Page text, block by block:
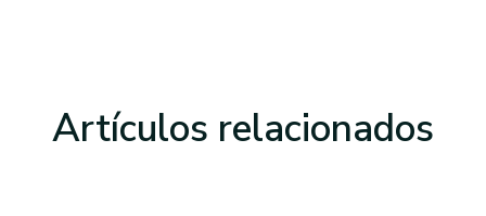
Artículos relacionados